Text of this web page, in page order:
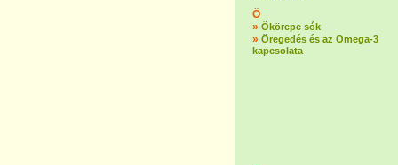
Ö
» Ökörepe sók
» Öregedés és az Omega-3
kapcsolata